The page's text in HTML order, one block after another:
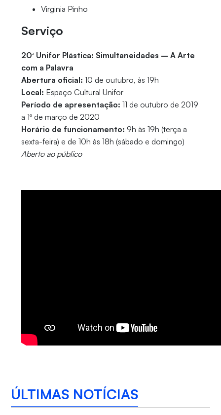
Virginia Pinho
Serviço
20ª Unifor Plástica: Simultaneidades – A Arte
com a Palavra
Abertura oficial: 10 de outubro, às 19h
Local: Espaço Cultural Unifor
Período de apresentação: 11 de outubro de 2019
a 1º de março de 2020
Horário de funcionamento: 9h às 19h (terça a
sexta-feira) e de 10h às 18h (sábado e domingo)
Aberto ao público
ÚLTIMAS NOTÍCIAS